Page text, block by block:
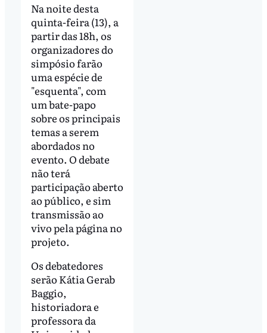
Na noite desta
quinta-feira (13), a
partir das 18h, os
organizadores do
simpósio farão
uma espécie de
"esquenta", com
um bate-papo
sobre os principais
temas a serem
abordados no
evento. O debate
não terá
participação aberto
ao público, e sim
transmissão ao
vivo pela página no
projeto.
Os debatedores
serão Kátia Gerab
Baggio,
historiadora e
professora da